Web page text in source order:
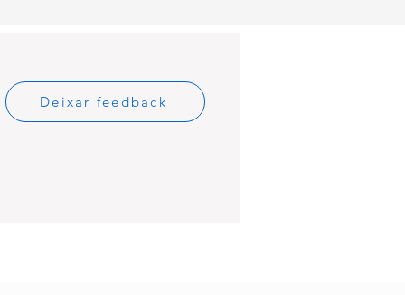
Deixar feedback